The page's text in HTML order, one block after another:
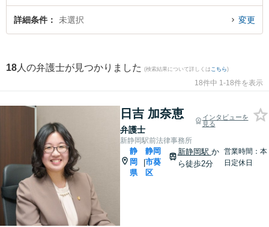
なしの債権回収のトラブル解決の実績豊富な近くの弁護士を検索したい』『初
回相談無料で契約書・借用書なしの債権回収を法律相談できる静岡市内の弁護
詳細条件 未選択 変更
18 人の弁護士が見つかりました (検索結果について詳しくは こちら)
18件中 1-18件を表示
日吉 加奈恵
弁護士
インタビューを
見る
新静岡駅前法律事務所
静
岡
県
|
静岡
市葵
区
新静岡駅 か
ら徒歩2分
営業時間：本
日定休日